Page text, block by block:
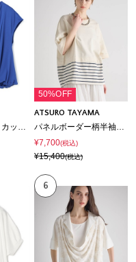
ドレープノースリカットソー
50%OFF
ATSURO TAYAMA
パネルボーダー柄半袖プルオーバー
¥7,700(税込)
¥15,400(税込)
6